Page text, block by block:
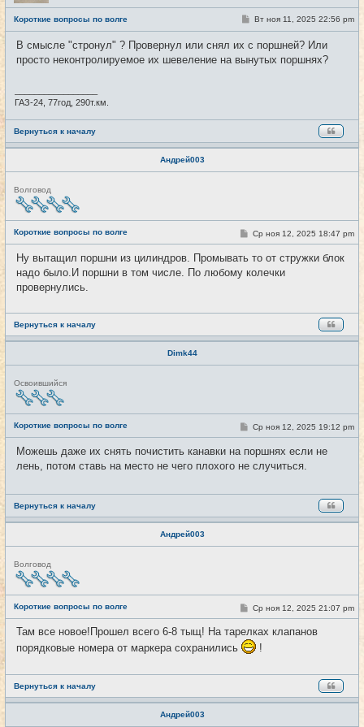
с
е
т
и
Короткие вопросы по волге #4261
С
б
щ
е
Вт ноя 11, 2025 22:56 pm
В смысле "стронул" ? Провернул или снял их с поршней? Или
просто неконтролируемое их шевеление на вынутых поршнях?
ГАЗ-24, 77год, 290т.км.
Вернуться к началу
Андрей003
Н
е
в
т
и
Волговод
Короткие вопросы по волге #4262
С
о
б
щ
Ср ноя 12, 2025 18:47 pm
Ну вытащил поршни из цилиндров. Промывать то от стружки блок
надо было.И поршни в том числе. По любому колечки
провернулись.
Вернуться к началу
Dimk44
Н
е
в
т
и
Освоившийся
Короткие вопросы по волге #4263
С
о
б
щ
и
Ср ноя 12, 2025 19:12 pm
Можешь даже их снять почистить канавки на поршнях если не
лень, потом ставь на место не чего плохого не случиться.
Вернуться к началу
Андрей003
Н
е
в
т
и
Волговод
Короткие вопросы по волге #4264
С
о
б
щ
е
и
Ср ноя 12, 2025 21:07 pm
Там все новое!Прошел всего 6-8 тыщ! На тарелках клапанов
порядковые номера от маркера сохранились
!
Вернуться к началу
Андрей003